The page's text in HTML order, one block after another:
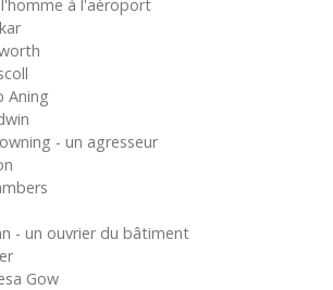
l'homme à l'aéroport
Aning
- un agresseur
- un ouvrier du bâtiment
Gow